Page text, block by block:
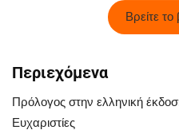
Βρείτε το
Περιεχόμενα
Πρόλογος στην ελληνική
Ευχαριστίες